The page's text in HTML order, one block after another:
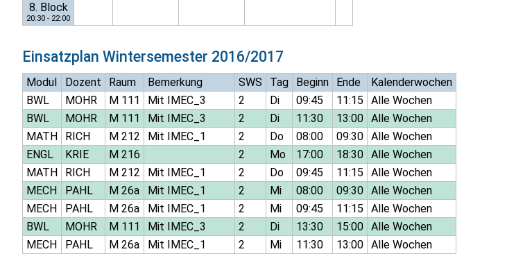
8. Block
20:30 - 22:00
Einsatzplan Wintersemester 2016/2017
Modul Dozent Raum Bemerkung SWS Tag Beginn Ende
Kalenderwochen
BWL
MOHR M 111 Mit IMEC_3 2 Di 09:45 11:15
Alle Wochen
BWL
MOHR M 111 Mit IMEC_3 2 Di 11:30 13:00 Alle Wochen
MATH
RICH M 212 Mit IMEC_1 2 Do 08:00 09:30 Alle Wochen
ENGL
KRIE M 216 2 Mo 17:00 18:30 Alle Wochen
MATH
RICH M 212 Mit IMEC_1 2 Do 09:45 11:15
Alle Wochen
MECH
PAHL M 26a Mit IMEC_1 2 Mi 08:00 09:30 Alle Wochen
MECH
PAHL M 26a Mit IMEC_1 2 Mi 09:45 11:15
Alle Wochen
BWL
MOHR M 111 Mit IMEC_3 2 Di 13:30 15:00 Alle Wochen
MECH
PAHL M 26a Mit IMEC_1 2 Mi 11:30 13:00 Alle Wochen